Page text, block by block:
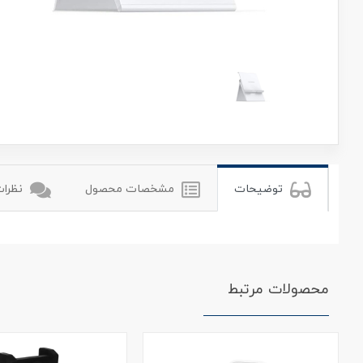
توضیحات مشخصات محصول
محصولات مرتبط